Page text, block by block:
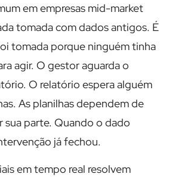
em empresas mid-market
tomada com dados antigos. É
tomada porque ninguém tinha
agir. O gestor aguarda o
O relatório espera alguém
As planilhas dependem de
sua parte. Quando o dado
já fechou.
em tempo real resolvem